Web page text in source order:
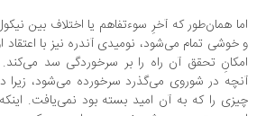
همان‌طور که آخرِ سوءتفاهم یا اختلاف بین نیکول و
تمام می‌شود، نومیدی آندره نیز با اعتقاد او به
تحقق آن راه را بر سرخوردگی سد می‌کند. آندره
در شوروی می‌گذرد سرخورده می‌شود، زیرا در مسکو
را که به آن امید بسته بود نمی‌یافت. اینکه